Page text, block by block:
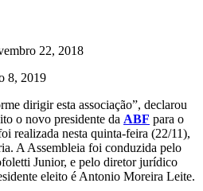
22, 2018
8, 2019
dirigir esta associação”, declarou
o novo presidente da ABF para o
realizada nesta quinta-feira (22/11),
A Assembleia foi conduzida pelo
Junior, e pelo diretor jurídico
eleito é Antonio Moreira Leite.